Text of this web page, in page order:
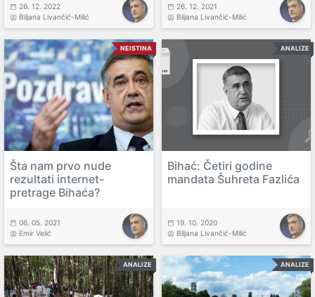
26. 12. 2022
Biljana Livančić-Milić
26. 12. 2021
Biljana Livančić-Milić
NEISTINA
Šta nam prvo nude
rezultati internet-
pretrage Bihaća?
06. 05. 2021
Emir Velić
ANALIZE
Bihać: Četiri godine
mandata Šuhreta Fazlića
19. 10. 2020
Biljana Livančić-Milić
ANALIZE ANALIZE